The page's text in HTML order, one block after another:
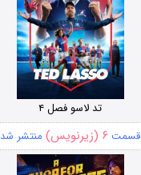
تد لاسو فصل ۴
قسمت ۶ (زیرنویس) منتشر شد